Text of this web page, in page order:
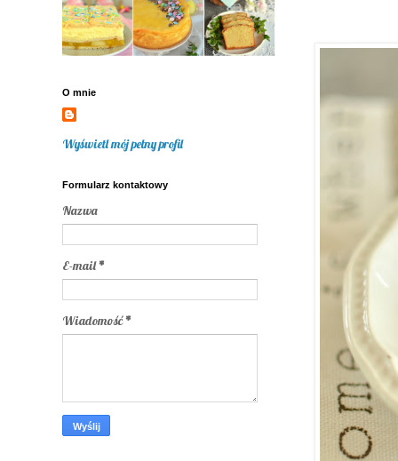
O mnie
Wyświetl mój pełny profil
Formularz kontaktowy
Nazwa
E-mail*
Wiadomość*